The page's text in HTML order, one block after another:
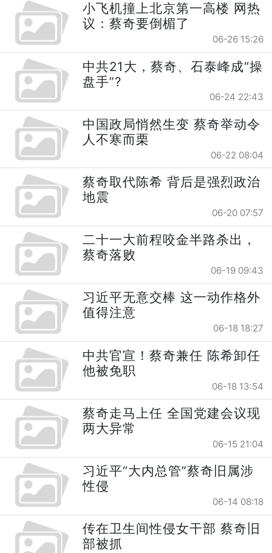
小飞机撞上北京第一高楼 网热
议：蔡奇要倒楣了
06-26 15:26
中共21大，蔡奇、石泰峰成“操
盘手”?
06-24 22:43
中国政局悄然生变 蔡奇举动令
人不寒而栗
06-22 08:04
蔡奇取代陈希 背后是强烈政治
地震
06-20 07:57
二十一大前程咬金半路杀出，
蔡奇落败
06-19 09:43
习近平无意交棒 这一动作格外
值得注意
06-18 18:27
中共官宣！蔡奇兼任 陈希卸任
他被免职
06-18 13:54
蔡奇走马上任 全国党建会议现
两大异常
06-15 21:04
习近平“大内总管”蔡奇旧属涉
性侵
06-14 08:18
传在卫生间性侵女干部 蔡奇旧
部被抓